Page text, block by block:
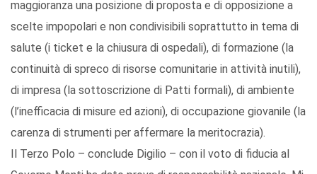
maggioranza una posizione di proposta e di opposizione a
scelte impopolari e non condivisibili soprattutto in tema di
salute (i ticket e la chiusura di ospedali), di formazione (la
continuità di spreco di risorse comunitarie in attività inutili),
di impresa (la sottoscrizione di Patti formali), di ambiente
(l’inefficacia di misure ed azioni), di occupazione giovanile (la
carenza di strumenti per affermare la meritocrazia).
Il Terzo Polo – conclude Digilio – con il voto di fiducia al